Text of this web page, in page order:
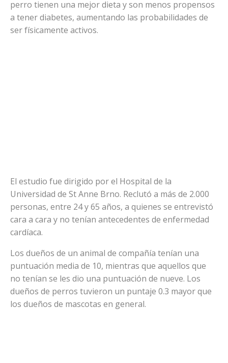
perro tienen una mejor dieta y son menos propensos
a tener diabetes, aumentando las probabilidades de
ser físicamente activos.
El estudio fue dirigido por el Hospital de la
Universidad de St Anne Brno. Reclutó a más de 2.000
personas, entre 24 y 65 años, a quienes se entrevistó
cara a cara y no tenían antecedentes de enfermedad
cardíaca.
Los dueños de un animal de compañía tenían una
puntuación media de 10, mientras que aquellos que
no tenían se les dio una puntuación de nueve. Los
dueños de perros tuvieron un puntaje 0.3 mayor que
los dueños de mascotas en general.